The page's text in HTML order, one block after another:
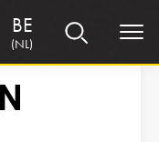
BE
(NL)